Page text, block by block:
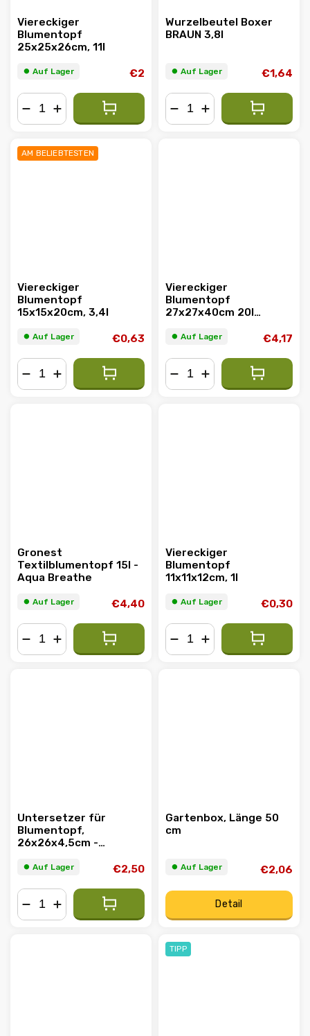
Viereckiger
Blumentopf
25x25x26cm, 11l
⏺︎ Auf Lager €2
Wurzelbeutel Boxer
BRAUN 3,8l
⏺︎ Auf Lager €1,64
AM BELIEBTESTEN
Viereckiger
Blumentopf
15x15x20cm, 3,4l
⏺︎ Auf Lager €0,63
Viereckiger
Blumentopf
27x27x40cm 20l
⏺︎ Auf Lager €4,17
Gronest
Textilblumentopf 15l -
Aqua Breathe
⏺︎ Auf Lager €4,40
Viereckiger
Blumentopf
11x11x12cm, 1l
⏺︎ Auf Lager €0,30
Untersetzer für
Blumentopf,
26x26x4,5cm -
⏺︎ Auf Lager €2,50
Gartenbox, Länge 50
cm
⏺︎ Auf Lager €2,06
Detail
TIPP